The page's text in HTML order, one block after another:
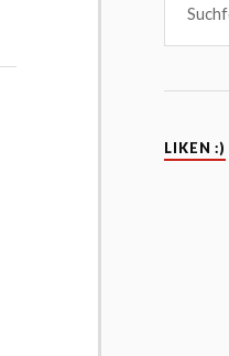
LIKEN :)